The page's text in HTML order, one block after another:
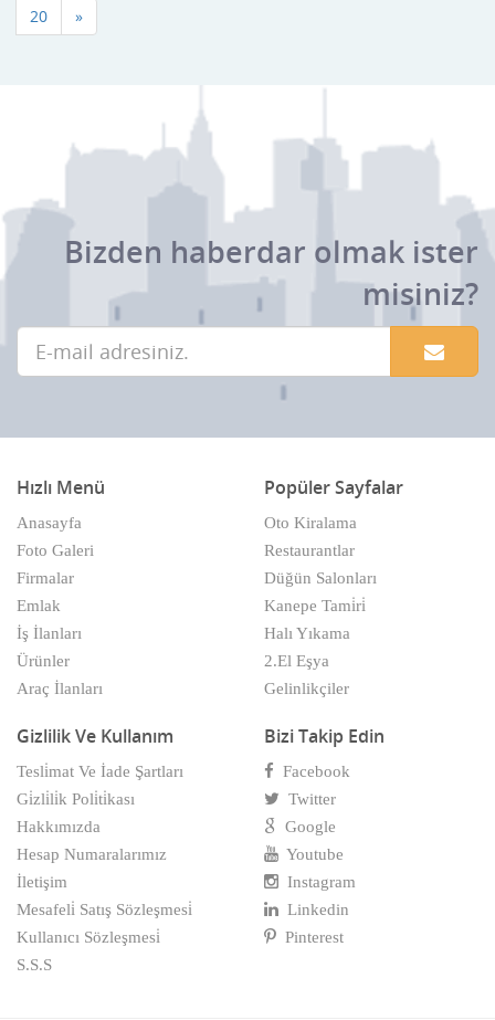
20
»
Bizden haberdar olmak ister
misiniz?
Hızlı Menü
Anasayfa
Foto Galeri
Firmalar
Emlak
İş İlanları
Ürünler
Araç İlanları
Popüler Sayfalar
Oto Kiralama
Restaurantlar
Düğün Salonları
Kanepe Tami̇ri̇
Halı Yıkama
2.El Eşya
Gelinlikçiler
Gizlilik Ve Kullanım
Tesli̇mat Ve İade Şartları
Gi̇zli̇li̇k Poli̇ti̇kası
Hakkımızda
Hesap Numaralarımız
İletişim
Mesafeli̇ Satış Sözleşmesi̇
Kullanıcı Sözleşmesi̇
S.S.S
Bizi Takip Edin
Facebook
Twitter
Google
Youtube
Instagram
Linkedin
Pinterest